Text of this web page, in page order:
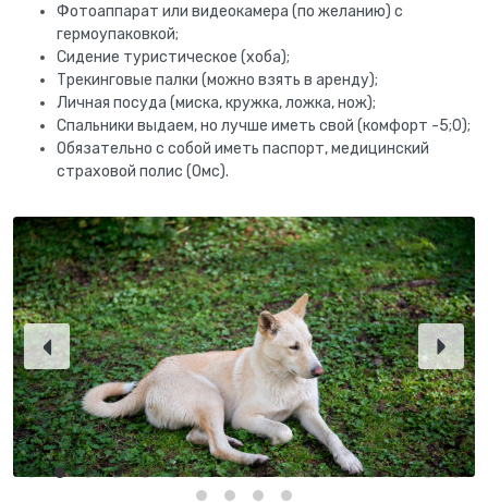
Фотоаппарат или видеокамера (по желанию) с
гермоупаковкой;
Сидение туристическое (хоба);
Трекинговые палки (можно взять в аренду);
Личная посуда (миска, кружка, ложка, нож);
Спальники выдаем, но лучше иметь свой (комфорт -5;0);
Обязательно с собой иметь паспорт, медицинский
страховой полис (Омс).